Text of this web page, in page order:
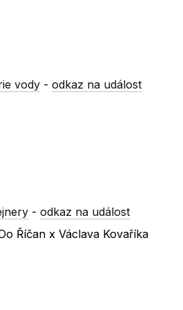
vody -odkaz na událost
-odkaz na událost
Říčan x Václava Kovaříka